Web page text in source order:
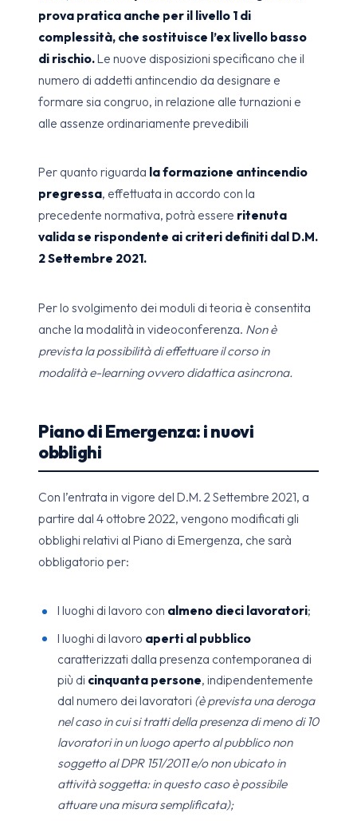
prova pratica anche per il livello 1 di
complessità, che sostituisce l’ex livello basso
di rischio.Le nuove disposizioni specificano che il
numero di addetti antincendio da designare e
formare sia congruo, in relazione alle turnazioni e
alle assenze ordinariamente prevedibili
Per quanto riguarda la formazione antincendio
pregressa, effettuata in accordo con la
precedente normativa, potrà essere ritenuta
valida se rispondente ai criteri definiti dal D.M.
2 Settembre 2021.
Per lo svolgimento dei moduli di teoria è consentita
anche la modalità in videoconferenza. Non è
prevista la possibilità di effettuare il corso in
modalità e-learning ovvero didattica asincrona.
Piano di Emergenza: i nuovi
obblighi
Con l’entrata in vigore del D.M. 2 Settembre 2021, a
partire dal 4 ottobre 2022, vengono modificati gli
obblighi relativi al Piano di Emergenza, che sarà
obbligatorio per:
I luoghi di lavoro con almeno dieci lavoratori;
I luoghi di lavoro aperti al pubblico
caratterizzati dalla presenza contemporanea di
più di cinquanta persone, indipendentemente
dal numero dei lavoratori (è prevista una deroga
nel caso in cui si tratti della presenza di meno di 10
lavoratori in un luogo aperto al pubblico non
soggetto al DPR 151/2011 e/o non ubicato in
attività soggetta: in questo caso è possibile
attuare una misura semplificata);